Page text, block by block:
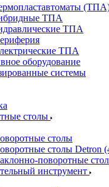
ТПА
ТПА
ТПА
оборудование
системы
столы
столы
столы Detron
поворотные
инструмент